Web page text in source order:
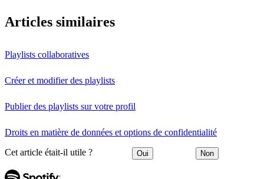
Articles similaires
Playlists collaboratives
Créer et modifier des playlists
Publier des playlists sur votre profil
Droits en matière de données et options de confidentialité
Cet article était-il utile ? Oui Non